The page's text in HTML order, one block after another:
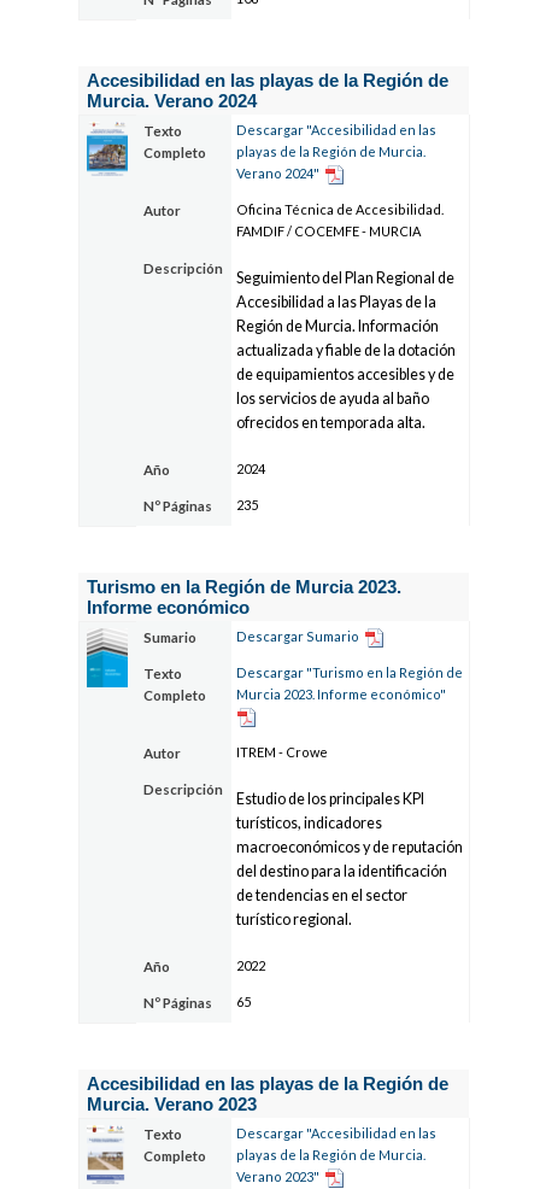
Accesibilidad en las playas de la Región de
Murcia. Verano 2024
Texto
Completo
Descargar "Accesibilidad en las
playas de la Región de Murcia.
Verano 2024"
Autor
Oficina Técnica de Accesibilidad.
FAMDIF / COCEMFE - MURCIA
Descripción
Seguimiento del Plan Regional de
Accesibilidad a las Playas de la
Región de Murcia. Información
actualizada y fiable de la dotación
de equipamientos accesibles y de
los servicios de ayuda al baño
ofrecidos en temporada alta.
Año 2024
Nº Páginas 235
Turismo en la Región de Murcia 2023.
Informe económico
Sumario Descargar Sumario
Texto
Completo
Descargar "Turismo en la Región de
Murcia 2023. Informe económico"
Autor ITREM - Crowe
Descripción
Estudio de los principales KPI
turísticos, indicadores
macroeconómicos y de reputación
del destino para la identificación
de tendencias en el sector
turístico regional.
Año 2022
Nº Páginas 65
Accesibilidad en las playas de la Región de
Murcia. Verano 2023
Texto
Completo
Descargar "Accesibilidad en las
playas de la Región de Murcia.
Verano 2023"